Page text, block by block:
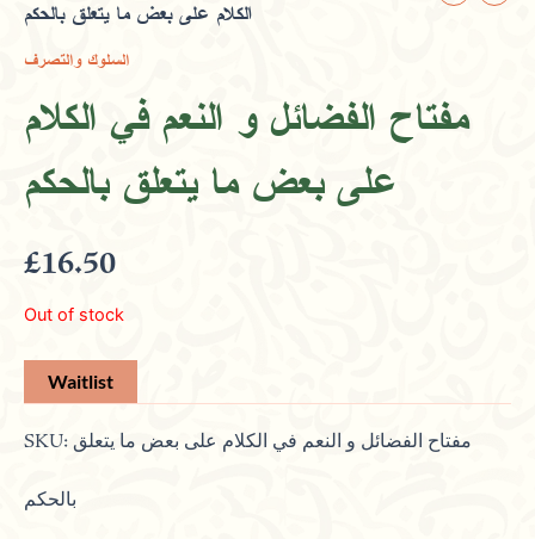
الكلام على بعض ما يتعلق بالحكم
السلوك والتصرف
مفتاح الفضائل و النعم في الكلام
على بعض ما يتعلق بالحكم
£16.50
Out of stock
SKU: مفتاح الفضائل و النعم في الكلام على بعض ما يتعلق
بالحكم